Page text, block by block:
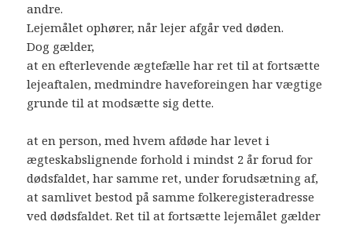
andre.
Lejemålet ophører, når lejer afgår ved døden.
Dog gælder,
at en efterlevende ægtefælle har ret til at fortsætte
lejeaftalen, medmindre haveforeingen har vægtige
grunde til at modsætte sig dette.
at en person, med hvem afdøde har levet i
ægteskabslignende forhold i mindst 2 år forud for
dødsfaldet, har samme ret, under forudsætning af,
at samlivet bestod på samme folkeregisteradresse
ved dødsfaldet. Ret til at fortsætte lejemålet gælder